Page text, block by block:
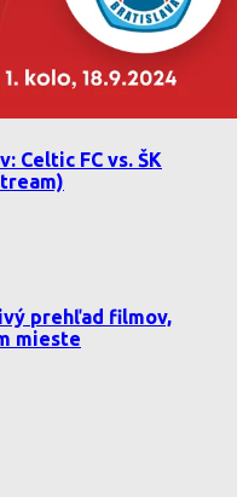
Celtic FC vs. ŠK
prehľad filmov,
mieste